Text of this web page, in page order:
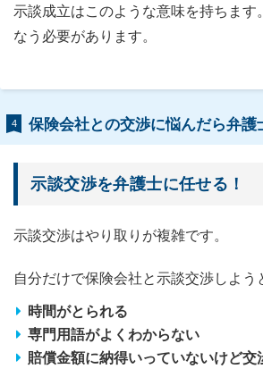
示談成立はこのような意味を持ちます
なう必要があります。
4 保険会社との交渉に悩んだら弁護
示談交渉を弁護士に任せる！
示談交渉はやり取りが複雑です。
自分だけで保険会社と示談交渉しよう
時間がとられる
専門用語がよくわからない
賠償金額に納得いっていないけど交